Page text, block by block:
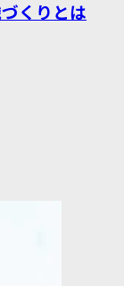
くりとは